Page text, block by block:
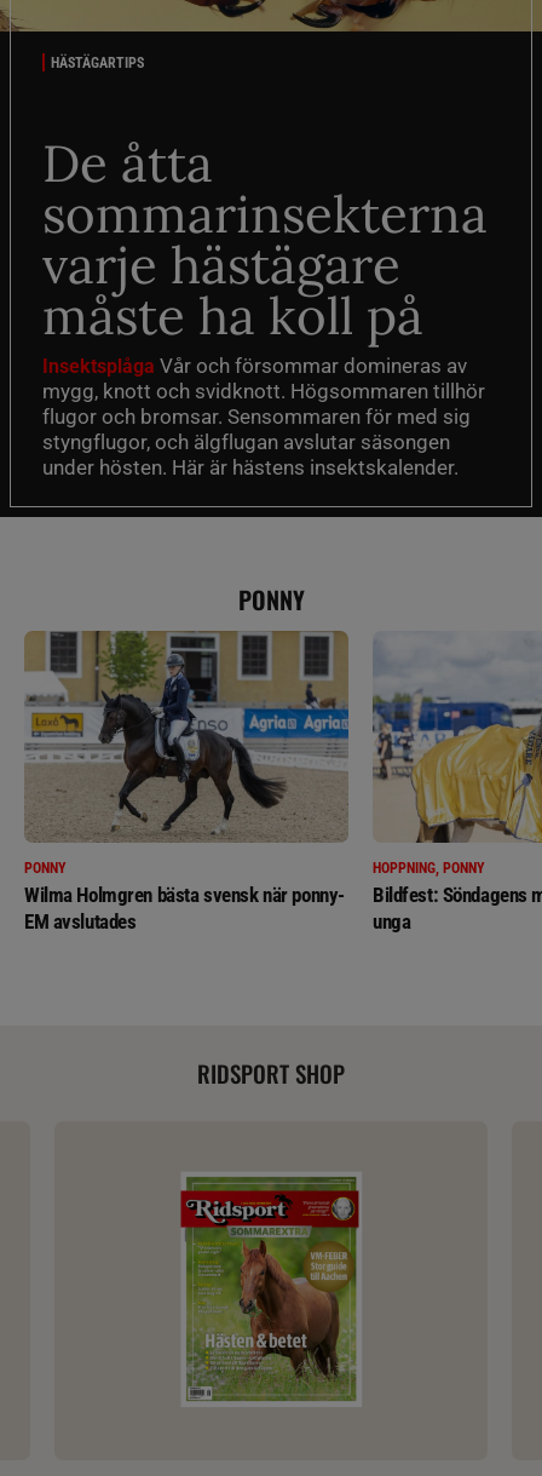
HÄSTÄGARTIPS
De åtta
sommarinsekterna
varje hästägare
måste ha koll på
Insektsplåga Vår och försommar domineras av
mygg, knott och svidknott. Högsommaren tillhör
flugor och bromsar. Sensommaren för med sig
styngflugor, och älgflugan avslutar säsongen
under hösten. Här är hästens insektskalender.
PONNY
PONNY
Wilma Holmgren bästa svensk när ponny-
EM avslutades
HOPPNING, PONNY
Bildfest: Söndagens
unga
RIDSPORT SHOP